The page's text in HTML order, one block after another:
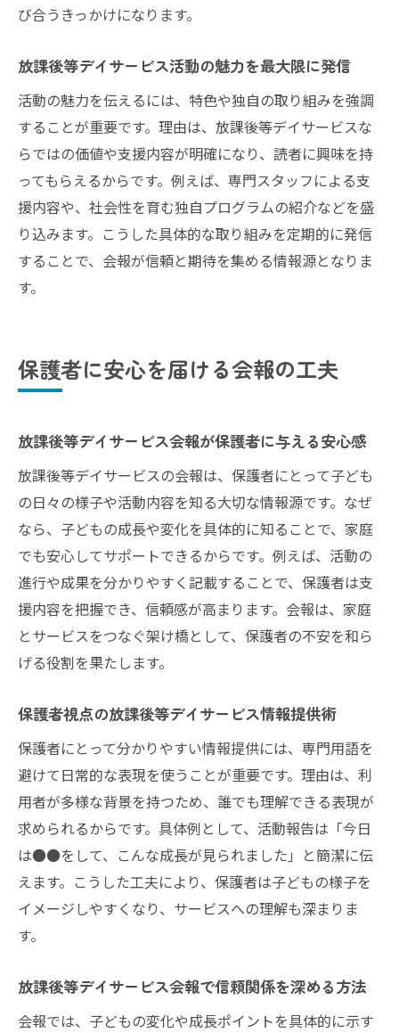
び合うきっかけになります。
放課後等デイサービス活動の魅力を最大限に発信
活動の魅力を伝えるには、特色や独自の取り組みを強調
することが重要です。理由は、放課後等デイサービスな
らではの価値や支援内容が明確になり、読者に興味を持
ってもらえるからです。例えば、専門スタッフによる支
援内容や、社会性を育む独自プログラムの紹介などを盛
り込みます。こうした具体的な取り組みを定期的に発信
することで、会報が信頼と期待を集める情報源となりま
す。
保護者に安心を届ける会報の工夫
放課後等デイサービス会報が保護者に与える安心感
放課後等デイサービスの会報は、保護者にとって子ども
の日々の様子や活動内容を知る大切な情報源です。なぜ
なら、子どもの成長や変化を具体的に知ることで、家庭
でも安心してサポートできるからです。例えば、活動の
進行や成果を分かりやすく記載することで、保護者は支
援内容を把握でき、信頼感が高まります。会報は、家庭
とサービスをつなぐ架け橋として、保護者の不安を和ら
げる役割を果たします。
保護者視点の放課後等デイサービス情報提供術
保護者にとって分かりやすい情報提供には、専門用語を
避けて日常的な表現を使うことが重要です。理由は、利
用者が多様な背景を持つため、誰でも理解できる表現が
求められるからです。具体例として、活動報告は「今日
は●●をして、こんな成長が見られました」と簡潔に伝
えます。こうした工夫により、保護者は子どもの様子を
イメージしやすくなり、サービスへの理解も深まりま
す。
放課後等デイサービス会報で信頼関係を深める方法
会報では、子どもの変化や成長ポイントを具体的に示す